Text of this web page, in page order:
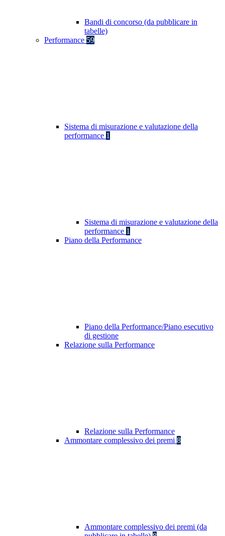
Bandi di concorso (da pubblicare in
tabelle)
Performance 59
Sistema di misurazione e valutazione della
performance 1
Sistema di misurazione e valutazione della
performance 1
Piano della Performance
Piano della Performance/Piano esecutivo
di gestione
Relazione sulla Performance
Relazione sulla Performance
Ammontare complessivo dei premi 8
Ammontare complessivo dei premi (da